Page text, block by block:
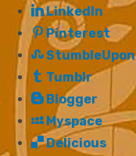
LinkedIn
Pinterest
StumbleUpon
Tumblr
Blogger
Myspace
Delicious